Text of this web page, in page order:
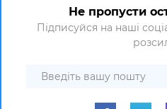
Не пропусти
Підписуйся на наші